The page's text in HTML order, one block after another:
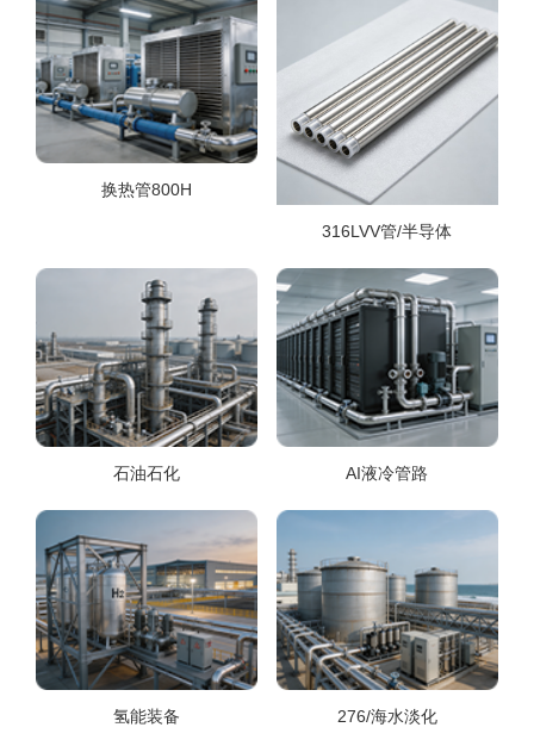
换热管800H
316LVV管/半导体
石油石化 AI液冷管路
氢能装备 276/海水淡化